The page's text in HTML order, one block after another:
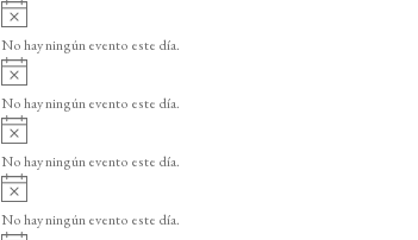
o
v
i
o
No hay ningún evento este día.
v
i
o
No hay ningún evento este día.
v
i
o
No hay ningún evento este día.
v
i
No hay ningún evento este día.